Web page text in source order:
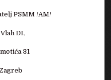
PSMM /AM/
DI,
31